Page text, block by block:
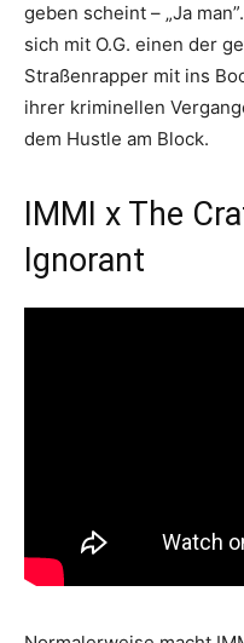
geben scheint – „Ja
sich mit O.G. einen der
Straßenrapper mit ins
ihrer kriminellen
dem Hustle am Block.
IMMI x The
Ignorant